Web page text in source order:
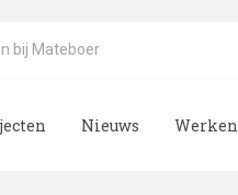
bij Mateboer
Nieuws